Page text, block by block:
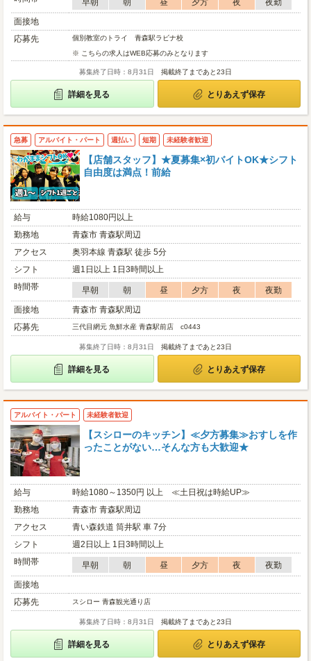
早朝 朝 昼 夕方 夜
夜勤
面接地
応募先
個別教室のトライ 青森駅ラビナ校
※ こちらの求人はWEB応募のみとなります
募集終了日時：8月31日 掲載終了まであと23日
詳細を見る とりあえず保存
急募 アルバイト・パート 週払い 短期 未経験者歓迎
【店舗スタッフ】★夏募集×初バイトOK★シフト
自由度は満点！前給
給与
時給1080円以上
勤務地
青森市 青森駅周辺
アクセス
奥羽本線 青森駅 徒歩 5分
シフト
週1日以上 1日3時間以上
時間帯
早朝 朝 昼 夕方 夜
夜勤
面接地
青森市 青森駅周辺
応募先
三代目網元 魚鮮水産 青森駅前店 c0443
募集終了日時：8月31日 掲載終了まであと23日
詳細を見る とりあえず保存
アルバイト・パート 未経験者歓迎
【スシローのキッチン】≪夕方募集≫おすしを作
ったことがない…そんな方も大歓迎★
給与
時給1080～1350円 以上 ≪土日祝は時給UP≫
勤務地
青森市 青森駅周辺
アクセス
青い森鉄道 筒井駅 車 7分
シフト
週2日以上 1日3時間以上
時間帯
早朝 朝 昼 夕方 夜
夜勤
面接地
応募先
スシロー 青森観光通り店
募集終了日時：8月31日 掲載終了まであと23日
詳細を見る とりあえず保存